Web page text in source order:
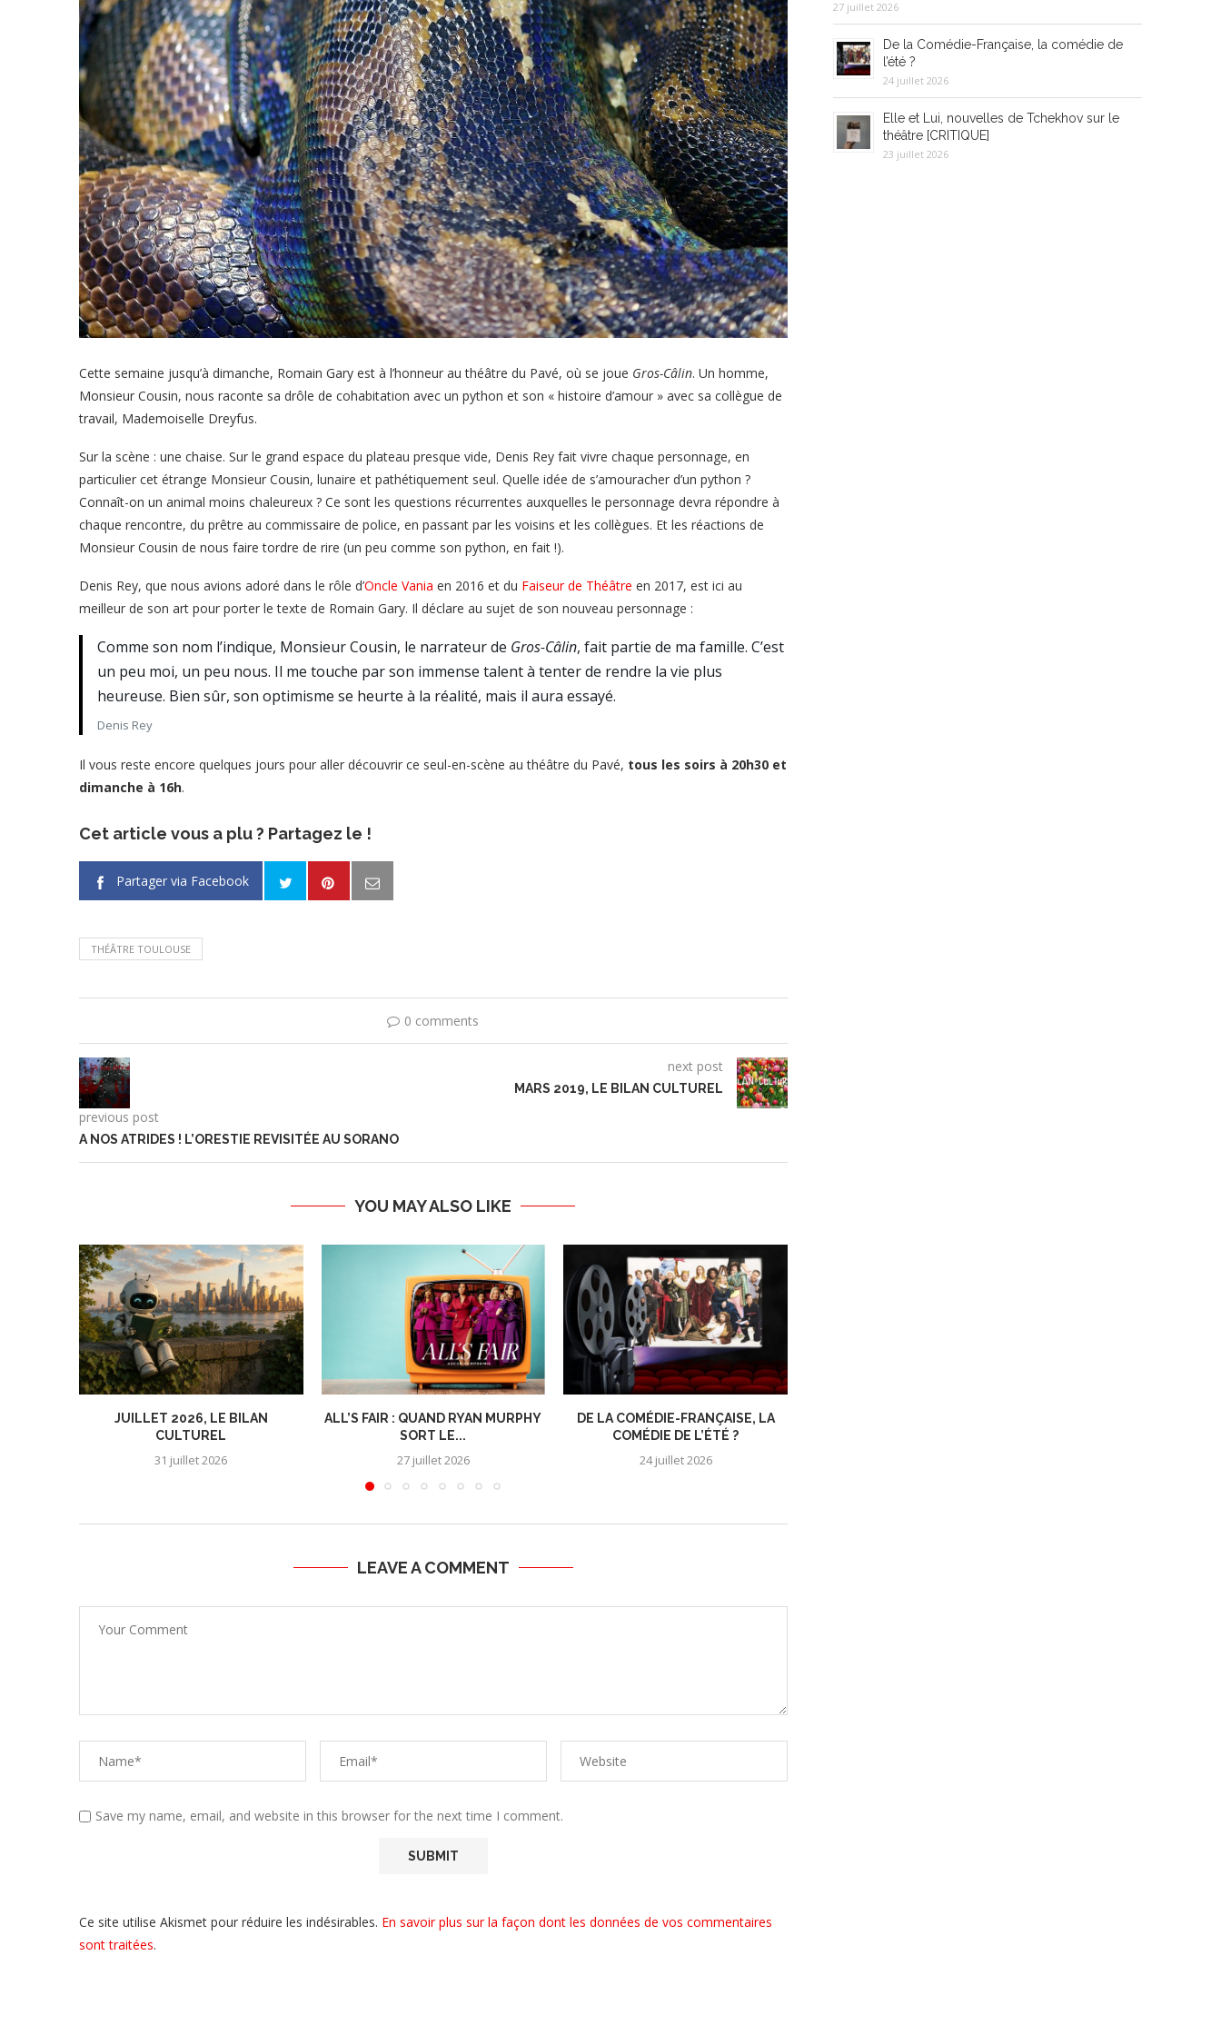
Cette semaine jusqu’à dimanche, Romain Gary est à l’honneur au théâtre du Pavé, où se joue Gros-Câlin. Un homme,
Monsieur Cousin, nous raconte sa drôle de cohabitation avec un python et son « histoire d’amour » avec sa collègue de
travail, Mademoiselle Dreyfus.
Sur la scène : une chaise. Sur le grand espace du plateau presque vide, Denis Rey fait vivre chaque personnage, en
particulier cet étrange Monsieur Cousin, lunaire et pathétiquement seul. Quelle idée de s’amouracher d’un python ?
Connaît-on un animal moins chaleureux ? Ce sont les questions récurrentes auxquelles le personnage devra répondre à
chaque rencontre, du prêtre au commissaire de police, en passant par les voisins et les collègues. Et les réactions de
Monsieur Cousin de nous faire tordre de rire (un peu comme son python, en fait !).
Denis Rey, que nous avions adoré dans le rôle d’Oncle Vania en 2016 et du Faiseur de Théâtre en 2017, est ici au
meilleur de son art pour porter le texte de Romain Gary. Il déclare au sujet de son nouveau personnage :
Comme son nom l’indique, Monsieur Cousin, le narrateur de Gros-Câlin, fait partie de ma famille. C’est
un peu moi, un peu nous. Il me touche par son immense talent à tenter de rendre la vie plus
heureuse. Bien sûr, son optimisme se heurte à la réalité, mais il aura essayé.
Denis Rey
Il vous reste encore quelques jours pour aller découvrir ce seul-en-scène au théâtre du Pavé, tous les soirs à 20h30 et
dimanche à 16h.
Cet article vous a plu ? Partagez le !
Partager via Facebook
THÉÂTRE TOULOUSE
0 comments
previous post
A NOS ATRIDES ! L’ORESTIE REVISITÉE AU SORANO
next post
MARS 2019, LE BILAN CULTUREL
YOU MAY ALSO LIKE
JUILLET 2026, LE BILAN
CULTUREL
31 juillet 2026
ALL’S FAIR : QUAND RYAN MURPHY
SORT LE...
27 juillet 2026
DE LA COMÉDIE-FRANÇAISE, LA
COMÉDIE DE L’ÉTÉ ?
24 juillet 2026
LEAVE A COMMENT
Save my name, email, and website in this browser for the next time I comment.
Ce site utilise Akismet pour réduire les indésirables. En savoir plus sur la façon dont les données de vos commentaires
sont traitées.
27 juillet 2026
De la Comédie-Française, la comédie de
l’été ?
24 juillet 2026
Elle et Lui, nouvelles de Tchekhov sur le
théâtre [CRITIQUE]
23 juillet 2026